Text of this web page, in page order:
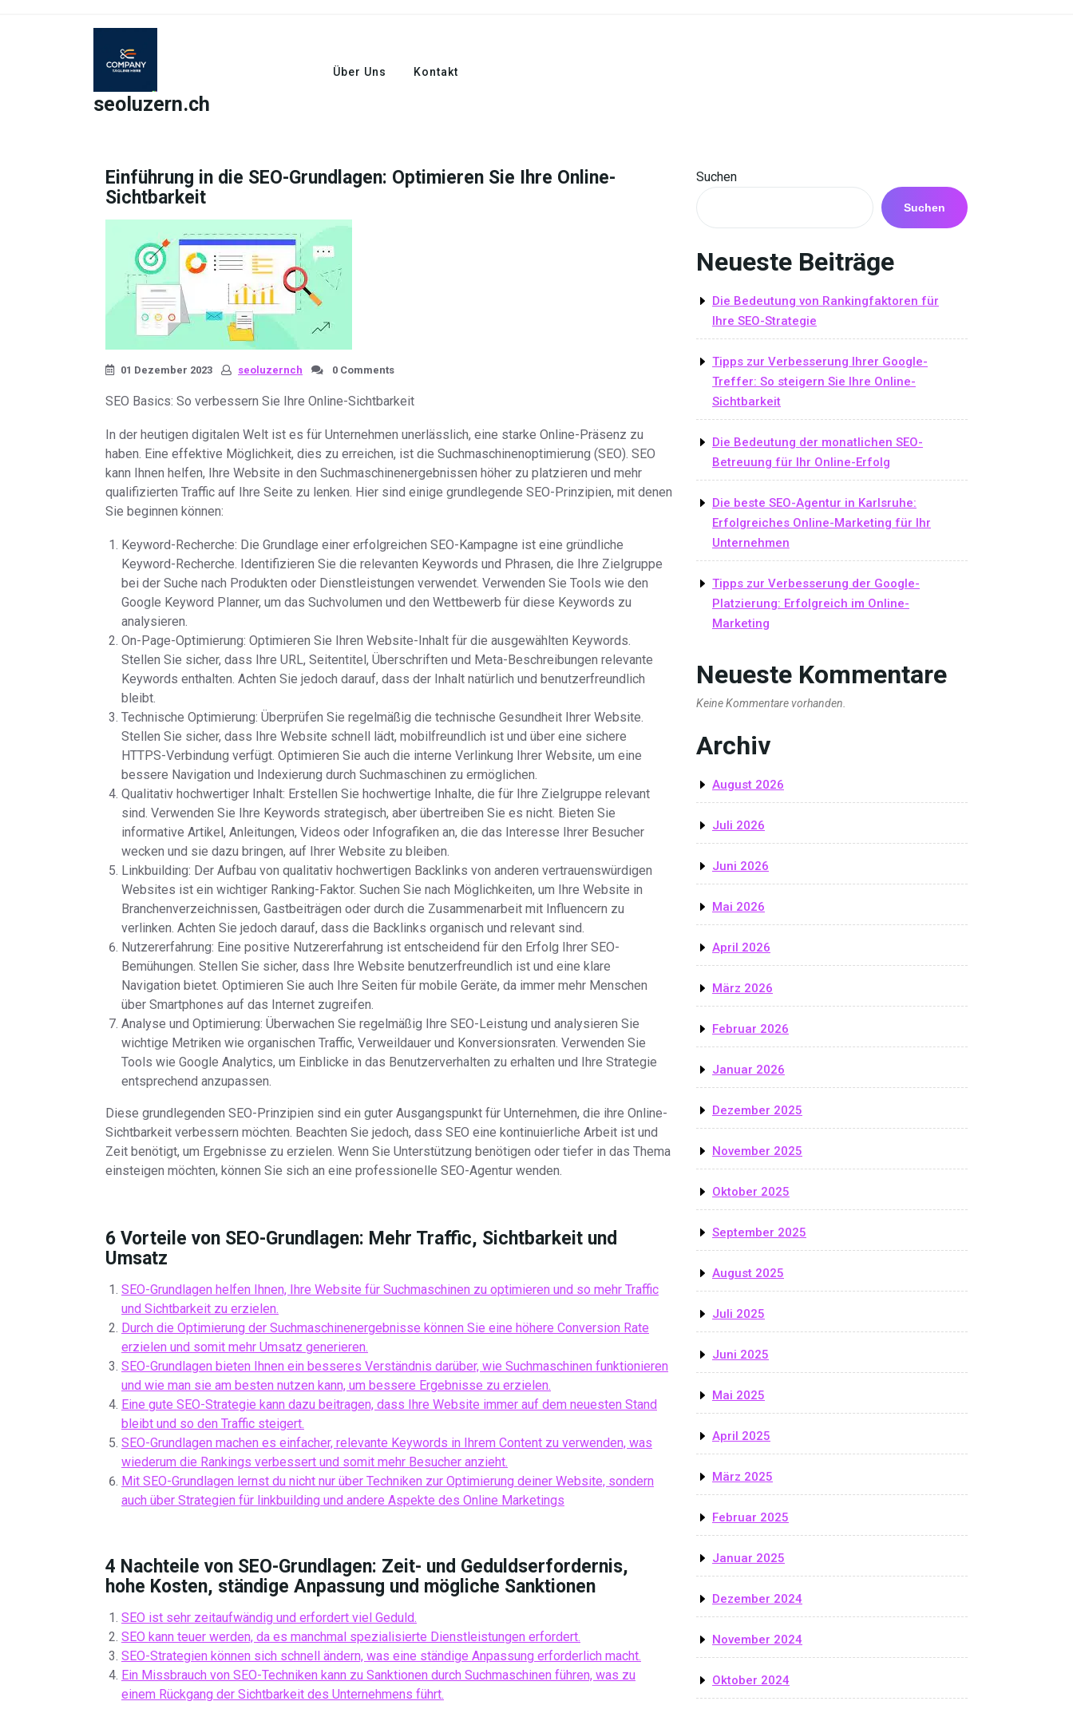
seoluzern.ch
Über Uns Kontakt
Einführung in die SEO-Grundlagen: Optimieren Sie Ihre Online-
Sichtbarkeit
01 Dezember 2023 seoluzernch 0 Comments
SEO Basics: So verbessern Sie Ihre Online-Sichtbarkeit
In der heutigen digitalen Welt ist es für Unternehmen unerlässlich, eine starke Online-Präsenz zu
haben. Eine effektive Möglichkeit, dies zu erreichen, ist die Suchmaschinenoptimierung (SEO). SEO
kann Ihnen helfen, Ihre Website in den Suchmaschinenergebnissen höher zu platzieren und mehr
qualifizierten Traffic auf Ihre Seite zu lenken. Hier sind einige grundlegende SEO-Prinzipien, mit denen
Sie beginnen können:
Keyword-Recherche: Die Grundlage einer erfolgreichen SEO-Kampagne ist eine gründliche
Keyword-Recherche. Identifizieren Sie die relevanten Keywords und Phrasen, die Ihre Zielgruppe
bei der Suche nach Produkten oder Dienstleistungen verwendet. Verwenden Sie Tools wie den
Google Keyword Planner, um das Suchvolumen und den Wettbewerb für diese Keywords zu
analysieren.
On-Page-Optimierung: Optimieren Sie Ihren Website-Inhalt für die ausgewählten Keywords.
Stellen Sie sicher, dass Ihre URL, Seitentitel, Überschriften und Meta-Beschreibungen relevante
Keywords enthalten. Achten Sie jedoch darauf, dass der Inhalt natürlich und benutzerfreundlich
bleibt.
Technische Optimierung: Überprüfen Sie regelmäßig die technische Gesundheit Ihrer Website.
Stellen Sie sicher, dass Ihre Website schnell lädt, mobilfreundlich ist und über eine sichere
HTTPS-Verbindung verfügt. Optimieren Sie auch die interne Verlinkung Ihrer Website, um eine
bessere Navigation und Indexierung durch Suchmaschinen zu ermöglichen.
Qualitativ hochwertiger Inhalt: Erstellen Sie hochwertige Inhalte, die für Ihre Zielgruppe relevant
sind. Verwenden Sie Ihre Keywords strategisch, aber übertreiben Sie es nicht. Bieten Sie
informative Artikel, Anleitungen, Videos oder Infografiken an, die das Interesse Ihrer Besucher
wecken und sie dazu bringen, auf Ihrer Website zu bleiben.
Linkbuilding: Der Aufbau von qualitativ hochwertigen Backlinks von anderen vertrauenswürdigen
Websites ist ein wichtiger Ranking-Faktor. Suchen Sie nach Möglichkeiten, um Ihre Website in
Branchenverzeichnissen, Gastbeiträgen oder durch die Zusammenarbeit mit Influencern zu
verlinken. Achten Sie jedoch darauf, dass die Backlinks organisch und relevant sind.
Nutzererfahrung: Eine positive Nutzererfahrung ist entscheidend für den Erfolg Ihrer SEO-
Bemühungen. Stellen Sie sicher, dass Ihre Website benutzerfreundlich ist und eine klare
Navigation bietet. Optimieren Sie auch Ihre Seiten für mobile Geräte, da immer mehr Menschen
über Smartphones auf das Internet zugreifen.
Analyse und Optimierung: Überwachen Sie regelmäßig Ihre SEO-Leistung und analysieren Sie
wichtige Metriken wie organischen Traffic, Verweildauer und Konversionsraten. Verwenden Sie
Tools wie Google Analytics, um Einblicke in das Benutzerverhalten zu erhalten und Ihre Strategie
entsprechend anzupassen.
Diese grundlegenden SEO-Prinzipien sind ein guter Ausgangspunkt für Unternehmen, die ihre Online-
Sichtbarkeit verbessern möchten. Beachten Sie jedoch, dass SEO eine kontinuierliche Arbeit ist und
Zeit benötigt, um Ergebnisse zu erzielen. Wenn Sie Unterstützung benötigen oder tiefer in das Thema
einsteigen möchten, können Sie sich an eine professionelle SEO-Agentur wenden.
6 Vorteile von SEO-Grundlagen: Mehr Traffic, Sichtbarkeit und
Umsatz
SEO-Grundlagen helfen Ihnen, Ihre Website für Suchmaschinen zu optimieren und so mehr Traffic
und Sichtbarkeit zu erzielen.
Durch die Optimierung der Suchmaschinenergebnisse können Sie eine höhere Conversion Rate
erzielen und somit mehr Umsatz generieren.
SEO-Grundlagen bieten Ihnen ein besseres Verständnis darüber, wie Suchmaschinen funktionieren
und wie man sie am besten nutzen kann, um bessere Ergebnisse zu erzielen.
Eine gute SEO-Strategie kann dazu beitragen, dass Ihre Website immer auf dem neuesten Stand
bleibt und so den Traffic steigert.
SEO-Grundlagen machen es einfacher, relevante Keywords in Ihrem Content zu verwenden, was
wiederum die Rankings verbessert und somit mehr Besucher anzieht.
Mit SEO-Grundlagen lernst du nicht nur über Techniken zur Optimierung deiner Website, sondern
auch über Strategien für linkbuilding und andere Aspekte des Online Marketings
4 Nachteile von SEO-Grundlagen: Zeit- und Geduldserfordernis,
hohe Kosten, ständige Anpassung und mögliche Sanktionen
SEO ist sehr zeitaufwändig und erfordert viel Geduld.
SEO kann teuer werden, da es manchmal spezialisierte Dienstleistungen erfordert.
SEO-Strategien können sich schnell ändern, was eine ständige Anpassung erforderlich macht.
Ein Missbrauch von SEO-Techniken kann zu Sanktionen durch Suchmaschinen führen, was zu
einem Rückgang der Sichtbarkeit des Unternehmens führt.
Suchen
Suchen
Neueste Beiträge
Die Bedeutung von Rankingfaktoren für
Ihre SEO-Strategie
Tipps zur Verbesserung Ihrer Google-
Treffer: So steigern Sie Ihre Online-
Sichtbarkeit
Die Bedeutung der monatlichen SEO-
Betreuung für Ihr Online-Erfolg
Die beste SEO-Agentur in Karlsruhe:
Erfolgreiches Online-Marketing für Ihr
Unternehmen
Tipps zur Verbesserung der Google-
Platzierung: Erfolgreich im Online-
Marketing
Neueste Kommentare
Keine Kommentare vorhanden.
Archiv
August 2026
Juli 2026
Juni 2026
Mai 2026
April 2026
März 2026
Februar 2026
Januar 2026
Dezember 2025
November 2025
Oktober 2025
September 2025
August 2025
Juli 2025
Juni 2025
Mai 2025
April 2025
März 2025
Februar 2025
Januar 2025
Dezember 2024
November 2024
Oktober 2024